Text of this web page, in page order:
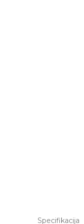
Specifikacija